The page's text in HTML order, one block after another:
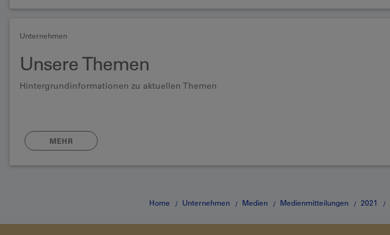
Unternehmen
Unsere Themen
Hintergrundinformationen zu aktuellen Themen
MEHR
Home Unternehmen Medien Medienmitteilungen 2021